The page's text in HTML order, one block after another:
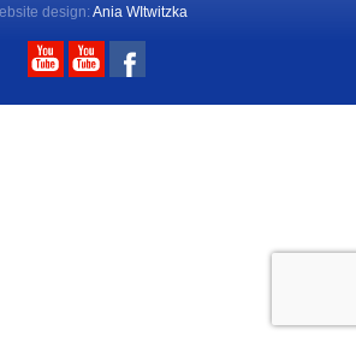
design:Ania WItwitzka